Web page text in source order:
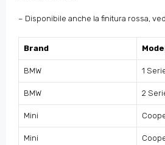
– Disponibile anche la finitura rossa,
Brand
BMW 1
BMW 2
Mini
Mini